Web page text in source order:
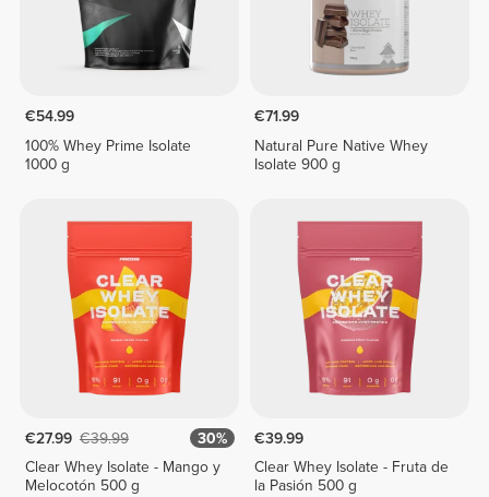
€54.99
100% Whey Prime Isolate
1000 g
€71.99
Natural Pure Native Whey
Isolate 900 g
€27.99 €39.99
30%
Clear Whey Isolate - Mango y
Melocotón 500 g
€39.99
Clear Whey Isolate - Fruta de
la Pasión 500 g